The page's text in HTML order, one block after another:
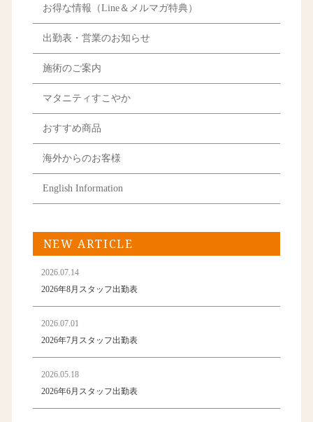
お得な情報（Line＆メルマガ特典）
出勤表・営業のお知らせ
施術のご案内
マタニティすこやか
おすすめ商品
海外からのお客様
English Information
NEW ARTICLE
2026.07.14
2026年8月スタッフ出勤表
2026.07.01
2026年7月スタッフ出勤表
2026.05.18
2026年6月スタッフ出勤表